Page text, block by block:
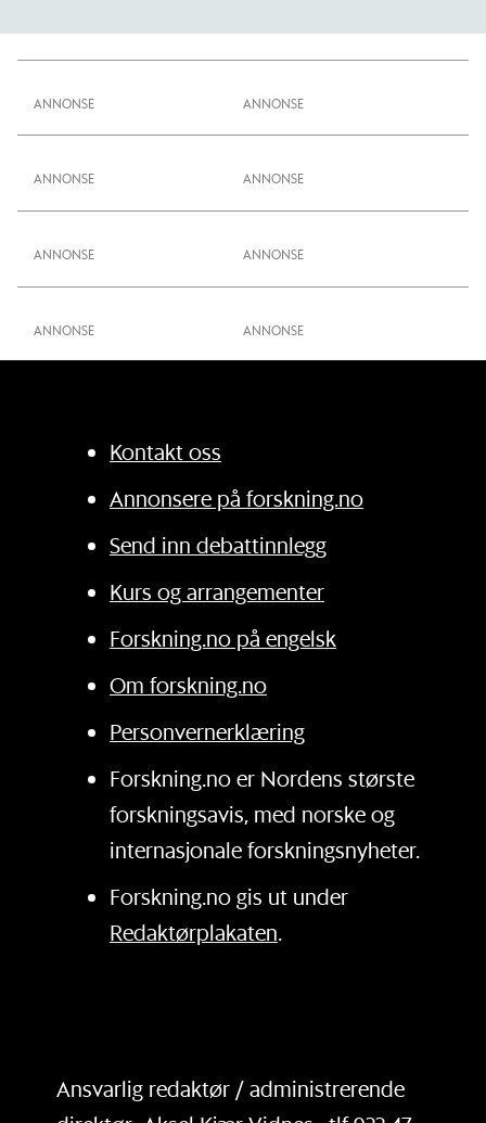
ANNONSE
ANNONSE
ANNONSE
ANNONSE
Kontakt oss
Annonsere på forskning.no
Send inn debattinnlegg
Kurs og arrangementer
Forskning.no på engelsk
Om forskning.no
Personvernerklæring
Forskning.no er Nordens største
forskningsavis, med norske og
internasjonale forskningsnyheter.
Forskning.no gis ut under
Redaktørplakaten.
Ansvarlig redaktør / administrerende